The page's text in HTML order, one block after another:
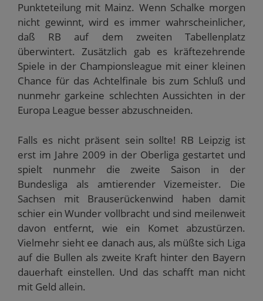
Punkteteilung mit Mainz. Wenn Schalke morgen
nicht gewinnt, wird es immer wahrscheinlicher,
daß RB auf dem zweiten Tabellenplatz
überwintert. Zusätzlich gab es kräftezehrende
Spiele in der Championsleague mit einer kleinen
Chance für das Achtelfinale bis zum Schluß und
nunmehr garkeine schlechten Aussichten in der
Europa League besser abzuschneiden.
Falls es nicht präsent sein sollte! RB Leipzig ist
erst im Jahre 2009 in der Oberliga gestartet und
spielt nunmehr die zweite Saison in der
Bundesliga als amtierender Vizemeister. Die
Sachsen mit Brauserückenwind haben damit
schier ein Wunder vollbracht und sind meilenweit
davon entfernt, wie ein Komet abzustürzen.
Vielmehr sieht ee danach aus, als müßte sich Liga
auf die Bullen als zweite Kraft hinter den Bayern
dauerhaft einstellen. Und das schafft man nicht
mit Geld allein.